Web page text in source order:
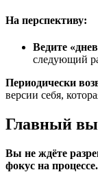
На перспективу:
Ведите
следующий
Периодически
версии себя,
Главный
Вы не ждёте
фокус на процессе.